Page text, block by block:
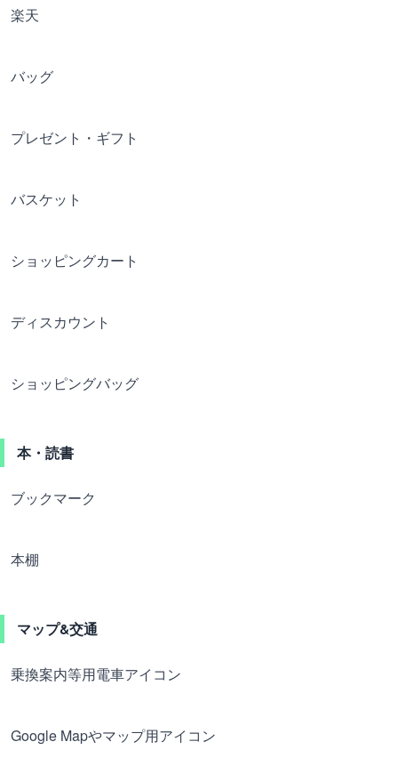
楽天
バッグ
プレゼント・ギフト
バスケット
ショッピングカート
ディスカウント
ショッピングバッグ
本・読書
ブックマーク
本棚
マップ&交通
乗換案内等用電車アイコン
Google Mapやマップ用アイコン